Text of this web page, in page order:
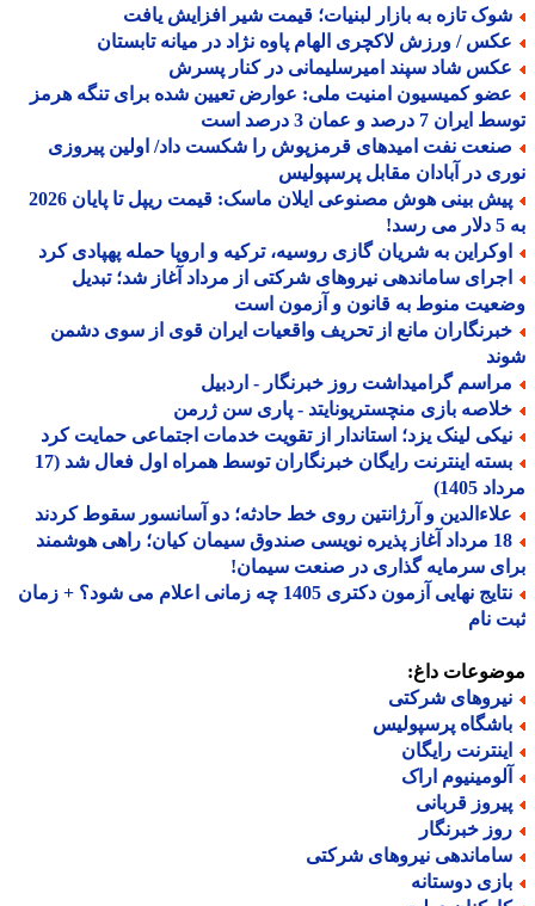
تازه به بازار لبنیات؛ قیمت شیر افزایش یافت
/ ورزش لاکچری الهام پاوه نژاد در میانه تابستان
شاد سپند امیرسلیمانی در کنار پسرش
کمیسیون امنیت ملی: عوارض تعیین شده برای تنگه هرمز
7 درصد و عمان 3 درصد است
نفت امیدهای قرمزپوش را شکست داد/ اولین پیروزی
در آبادان مقابل پرسپولیس
پیش بینی هوش مصنوعی ایلان ماسک: قیمت ریپل تا پایان 2026
به شریان گازی روسیه، ترکیه و اروپا حمله پهپادی کرد
ساماندهی نیروهای شرکتی از مرداد آغاز شد؛ تبدیل
منوط به قانون و آزمون است
مانع از تحریف واقعیات ایران قوی از سوی دشمن
گرامیداشت روز خبرنگار - اردبیل
بازی منچستریونایتد - پاری سن ژرمن
لینک یزد؛ استاندار از تقویت خدمات اجتماعی حمایت کرد
بسته اینترنت رایگان خبرنگاران توسط همراه اول فعال شد (17
1405)
و آرژانتین روی خط حادثه؛ دو آسانسور سقوط کردند
18 مرداد آغاز پذیره نویسی صندوق سیمان کیان؛ راهی هوشمند
سرمایه گذاری در صنعت سیمان!
نتایج نهایی آزمون دکتری 1405 چه زمانی اعلام می شود؟ + زمان
نام
داغ:
شرکتی
پرسپولیس
رایگان
اراک
قربانی
خبرنگار
نیروهای شرکتی
دوستانه